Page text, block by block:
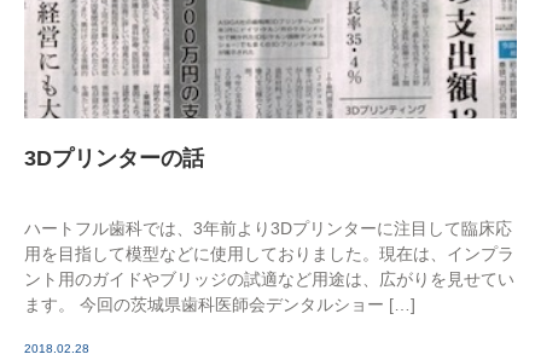
3Dプリンターの話
ハートフル歯科では、3年前より3Dプリンターに注目して臨床応
用を目指して模型などに使用しておりました。現在は、インプラ
ント用のガイドやブリッジの試適など用途は、広がりを見せてい
ます。 今回の茨城県歯科医師会デンタルショー […]
2018.02.28